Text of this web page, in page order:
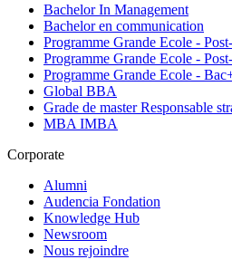
Bachelor In Management
Bachelor en communication
Programme Grande Ecole -
Programme Grande Ecole -
Programme Grande Ecole -
Global BBA
Grade de master Responsable
MBA IMBA
Corporate
Alumni
Audencia Fondation
Knowledge Hub
Newsroom
Nous rejoindre